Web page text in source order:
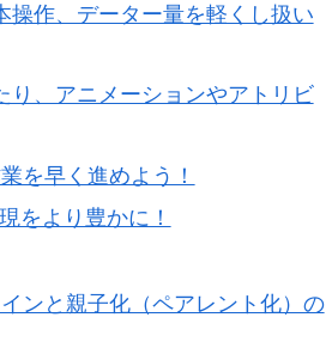
操作、データー量を軽くし扱い
り、アニメーションやアトリビ
を早く進めよう！
をより豊かに！
ンと親子化（ペアレント化）の